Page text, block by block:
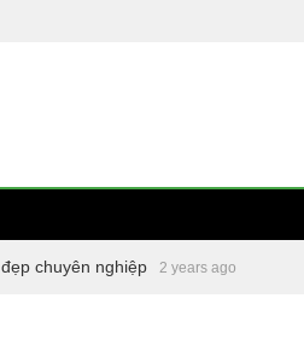
chuyên nghiệp 2 years ago